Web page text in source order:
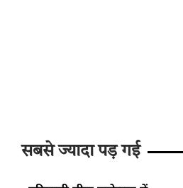
सबसे ज्यादा पड़ गई